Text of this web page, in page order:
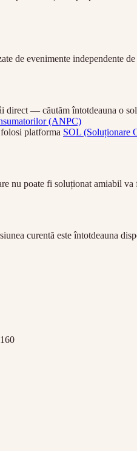
de evenimente independente
direct — căutăm întotdeauna o
(ANPC)
platforma SOL (Soluționare
nu poate fi soluționat amiabil
curentă este întotdeauna